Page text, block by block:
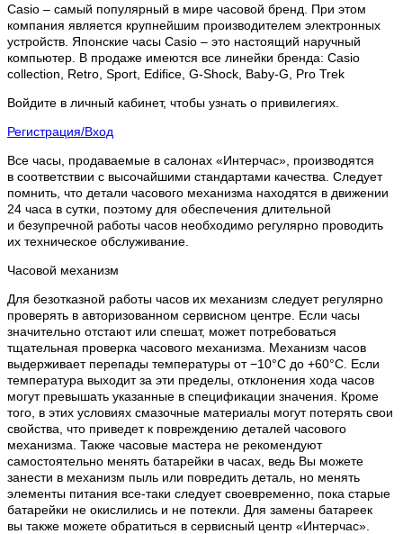
Casio – самый популярный в мире часовой бренд. При этом
компания является крупнейшим производителем электронных
устройств. Японские часы Casio – это настоящий наручный
компьютер. В продаже имеются все линейки бренда: Casio
collection, Retro, Sport, Edifice, G-Shock, Baby-G, Pro Trek
Войдите в личный кабинет, чтобы узнать о привилегиях.
Регистрация/Вход
Все часы, продаваемые в салонах «Интерчас», производятся
в соответствии с высочайшими стандартами качества. Следует
помнить, что детали часового механизма находятся в движении
24 часа в сутки, поэтому для обеспечения длительной
и безупречной работы часов необходимо регулярно проводить
их техническое обслуживание.
Часовой механизм
Для безотказной работы часов их механизм следует регулярно
проверять в авторизованном сервисном центре. Если часы
значительно отстают или спешат, может потребоваться
тщательная проверка часового механизма. Механизм часов
выдерживает перепады температуры от −10°C до +60°C. Если
температура выходит за эти пределы, отклонения хода часов
могут превышать указанные в спецификации значения. Кроме
того, в этих условиях смазочные материалы могут потерять свои
свойства, что приведет к повреждению деталей часового
механизма. Также часовые мастера не рекомендуют
самостоятельно менять батарейки в часах, ведь Вы можете
занести в механизм пыль или повредить деталь, но менять
элементы питания все-таки следует своевременно, пока старые
батарейки не окислились и не потекли. Для замены батареек
вы также можете обратиться в сервисный центр «Интерчас».